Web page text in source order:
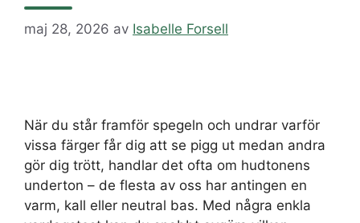
maj 28, 2026 av Isabelle Forsell
När du står framför spegeln och undrar varför
vissa färger får dig att se pigg ut medan andra
gör dig trött, handlar det ofta om hudtonens
underton – de flesta av oss har antingen en
varm, kall eller neutral bas. Med några enkla